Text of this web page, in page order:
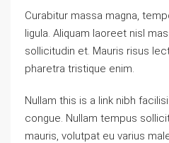
Curabitur massa magna,
ligula. Aliquam laoreet nisl
sollicitudin et. Mauris risus
pharetra tristique enim.
Nullam this is a link nibh
congue. Nullam tempus
mauris, volutpat eu varius